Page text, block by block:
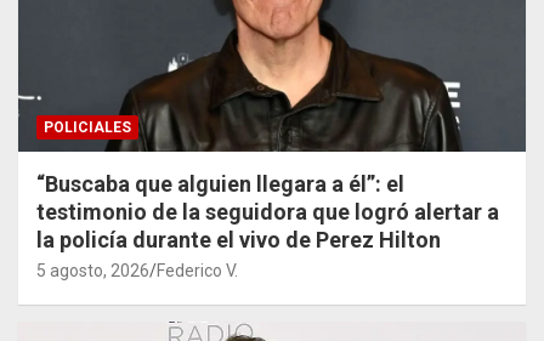
POLICIALES
“Buscaba que alguien llegara a él”: el
testimonio de la seguidora que logró alertar a
la policía durante el vivo de Perez Hilton
5 agosto, 2026 Federico V.